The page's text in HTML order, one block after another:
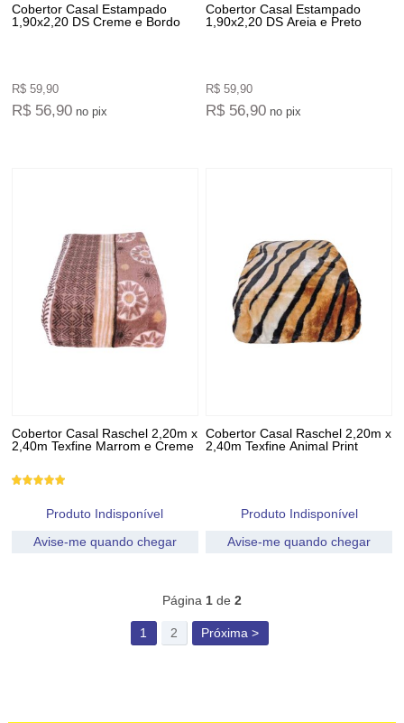
Cobertor Casal Estampado
1,90x2,20 DS Creme e Bordo
R$ 59,90
R$ 56,90 no pix
Cobertor Casal Estampado
1,90x2,20 DS Areia e Preto
R$ 59,90
R$ 56,90 no pix
Cobertor Casal Raschel 2,20m x
2,40m Texfine Marrom e Creme
Produto Indisponível
Avise-me quando chegar
Cobertor Casal Raschel 2,20m x
2,40m Texfine Animal Print
Produto Indisponível
Avise-me quando chegar
Página 1de 2
1 2 Próxima >